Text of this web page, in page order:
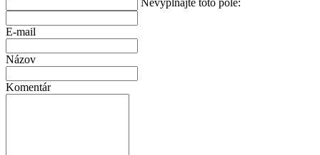
E-mail
Názov
Komentár